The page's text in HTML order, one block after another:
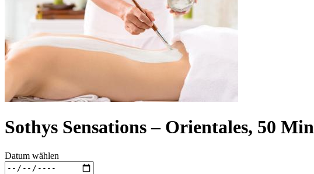
Sothys Sensations – Orientales, 50 Min
Datum wählen